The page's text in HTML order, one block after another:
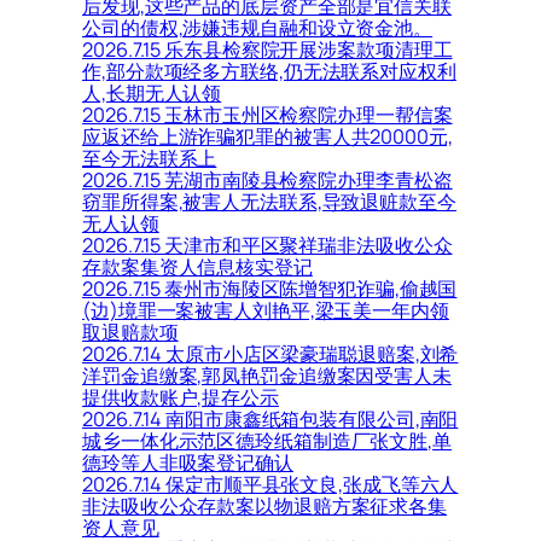
后发现,这些产品的底层资产全部是宜信关联
公司的债权,涉嫌违规自融和设立资金池。
2026.7.15 乐东县检察院开展涉案款项清理工
作,部分款项经多方联络,仍无法联系对应权利
人,长期无人认领
2026.7.15 玉林市玉州区检察院办理一帮信案
应返还给上游诈骗犯罪的被害人共20000元,
至今无法联系上
2026.7.15 芜湖市南陵县检察院办理李青松盗
窃罪所得案,被害人无法联系,导致退赃款至今
无人认领
2026.7.15 天津市和平区聚祥瑞非法吸收公众
存款案集资人信息核实登记
2026.7.15 泰州市海陵区陈增智犯诈骗,偷越国
(边)境罪一案被害人刘艳平,梁玉美一年内领
取退赔款项
2026.7.14 太原市小店区梁豪瑞聪退赔案,刘希
洋罚金追缴案,郭凤艳罚金追缴案因受害人未
提供收款账户,提存公示
2026.7.14 南阳市康鑫纸箱包装有限公司,南阳
城乡一体化示范区德玲纸箱制造厂张文胜,单
德玲等人非吸案登记确认
2026.7.14 保定市顺平县张文良,张成飞等六人
非法吸收公众存款案以物退赔方案征求各集
资人意见